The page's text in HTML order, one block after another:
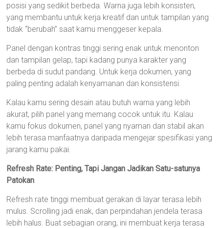
posisi yang sedikit berbeda. Warna juga lebih konsisten,
yang membantu untuk kerja kreatif dan untuk tampilan yang
tidak “berubah” saat kamu menggeser kepala.
Panel dengan kontras tinggi sering enak untuk menonton
dan tampilan gelap, tapi kadang punya karakter yang
berbeda di sudut pandang. Untuk kerja dokumen, yang
paling penting adalah kenyamanan dan konsistensi.
Kalau kamu sering desain atau butuh warna yang lebih
akurat, pilih panel yang memang cocok untuk itu. Kalau
kamu fokus dokumen, panel yang nyaman dan stabil akan
lebih terasa manfaatnya daripada mengejar spesifikasi yang
jarang kamu pakai.
Refresh Rate: Penting, Tapi Jangan Jadikan Satu-satunya
Patokan
Refresh rate tinggi membuat gerakan di layar terasa lebih
mulus. Scrolling jadi enak, dan perpindahan jendela terasa
lebih halus. Buat sebagian orang, ini membuat kerja terasa